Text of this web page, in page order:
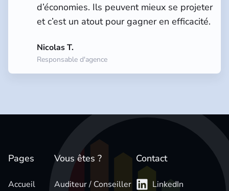
d’économies. Ils peuvent mieux se projeter
et c’est un atout pour gagner en efficacité.
Nicolas T.
Responsable d'agence
Pages
Accueil
Vous êtes ?
Auditeur / Conseiller
Contact
LinkedIn